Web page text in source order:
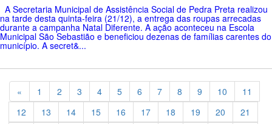
A Secretaria Municipal de Assistência Social de Pedra Preta realizou
na tarde desta quinta-feira (21/12), a entrega das roupas arrecadas
durante a campanha Natal Diferente. A ação aconteceu na Escola
Municipal São Sebastião e beneficiou dezenas de famílias carentes do
município. A secret&...
« Previous
1 2 3 4 5 6 7 8 9 10
11
12
13 14 15 16 17 18 19 20
21